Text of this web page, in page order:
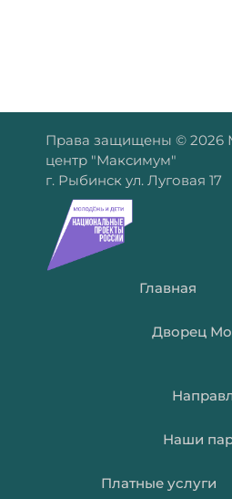
Права защищены © 2026
центр "Максимум"
г. Рыбинск ул. Луговая 17
Главная
Дворец
Наши
Платные услуги